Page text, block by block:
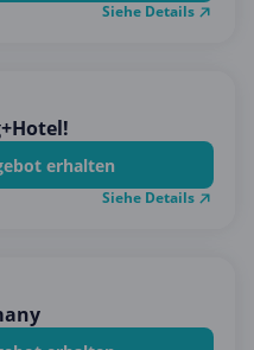
Siehe Details
erhalten
Siehe Details